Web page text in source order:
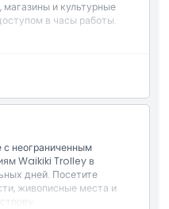
и культурные
в часы работы.
садиться и
течение 1 дня
колясок
с неограниченным
Waikiki Trolley в
дней. Посетите
живописные места и